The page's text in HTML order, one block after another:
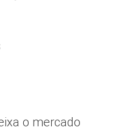
o mercado